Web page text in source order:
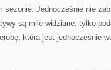
sezonie. Jednocześnie nie
są mile widziane, tylko
która jest jednocześnie